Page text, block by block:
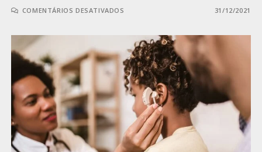
COMENTÁRIOS DESATIVADOS 31/12/2021